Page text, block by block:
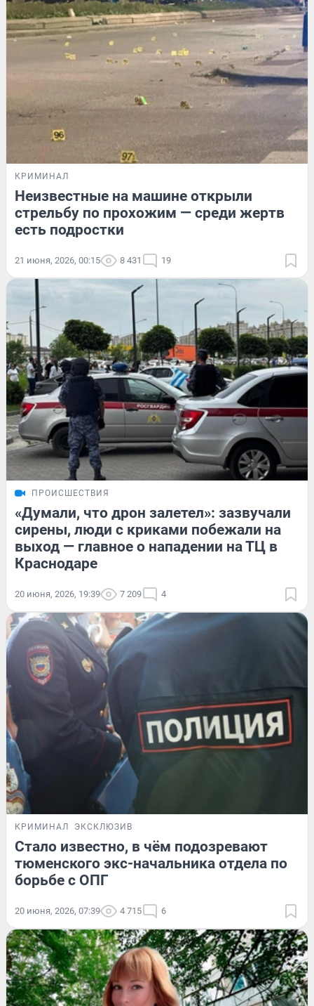
КРИМИНАЛ
Неизвестные на машине открыли
стрельбу по прохожим — среди жертв
есть подростки
21 июня, 2026, 00:15 8 431 19
ПРОИСШЕСТВИЯ
«Думали, что дрон залетел»: зазвучали
сирены, люди с криками побежали на
выход — главное о нападении на ТЦ в
Краснодаре
20 июня, 2026, 19:39 7 209 4
КРИМИНАЛ ЭКСКЛЮЗИВ
Стало известно, в чём подозревают
тюменского экс-начальника отдела по
борьбе с ОПГ
20 июня, 2026, 07:39 4 715 6